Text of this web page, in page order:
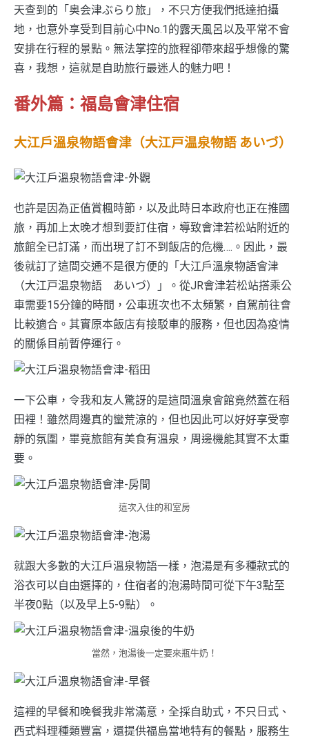
天查到的「奥会津ぶらり旅」，不只方便我們抵達拍攝
地，也意外享受到目前心中No.1的露天風呂以及平常不會
安排在行程的景點。無法掌控的旅程卻帶來超乎想像的驚
喜，我想，這就是自助旅行最迷人的魅力吧！
番外篇：福島會津住宿
大江戶溫泉物語會津（大江戸温泉物語 あいづ）
也許是因為正值賞楓時節，以及此時日本政府也正在推國
旅，再加上太晚才想到要訂住宿，導致會津若松站附近的
旅館全已訂滿，而出現了訂不到飯店的危機….。因此，最
後就訂了這間交通不是很方便的「大江戶溫泉物語會津
（大江戸温泉物語 あいづ）」。從JR會津若松站搭乘公
車需要15分鐘的時間，公車班次也不太頻繁，自駕前往會
比較適合。其實原本飯店有接駁車的服務，但也因為疫情
的關係目前暫停運行。
一下公車，令我和友人驚訝的是這間溫泉會館竟然蓋在稻
田裡！雖然周邊真的蠻荒涼的，但也因此可以好好享受寧
靜的氛圍，畢竟旅館有美食有溫泉，周邊機能其實不太重
要。
這次入住的和室房
就跟大多數的大江戶溫泉物語一樣，泡湯是有多種款式的
浴衣可以自由選擇的，住宿者的泡湯時間可從下午3點至
半夜0點（以及早上5-9點）。
當然，泡湯後一定要來瓶牛奶！
這裡的早餐和晚餐我非常滿意，全採自助式，不只日式、
西式料理種類豐富，還提供福島當地特有的餐點，服務生